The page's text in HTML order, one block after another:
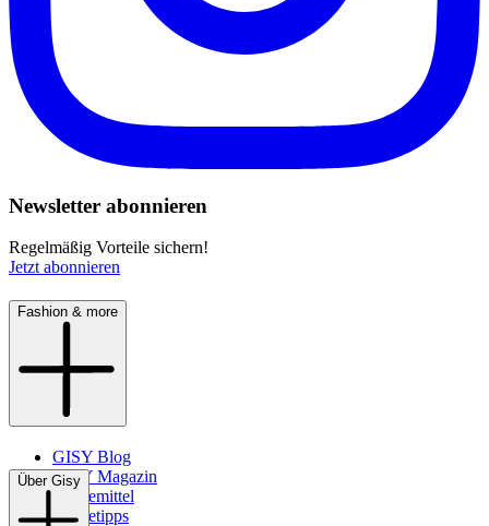
Newsletter abonnieren
Regelmäßig Vorteile sichern!
Jetzt abonnieren
Fashion & more
GISY Blog
GISY Magazin
Pflegemittel
Pflegetipps
Über Gisy